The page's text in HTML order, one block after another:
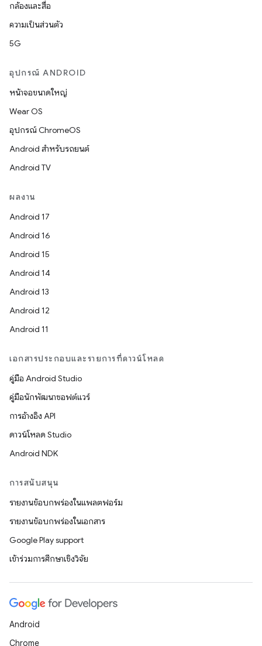
กล้องและสื่อ
ความเป็นส่วนตัว
5G
อุปกรณ์ ANDROID
หน้าจอขนาดใหญ่
Wear OS
อุปกรณ์ ChromeOS
Android สำหรับรถยนต์
Android TV
ผลงาน
Android 17
Android 16
Android 15
Android 14
Android 13
Android 12
Android 11
เอกสารประกอบและรายการที่ดาวน์โหลด
คู่มือ Android Studio
คู่มือนักพัฒนาซอฟต์แวร์
การอ้างอิง API
ดาวน์โหลด Studio
Android NDK
การสนับสนุน
รายงานข้อบกพร่องในแพลตฟอร์ม
รายงานข้อบกพร่องในเอกสาร
Google Play support
เข้าร่วมการศึกษาเชิงวิจัย
Android
Chrome